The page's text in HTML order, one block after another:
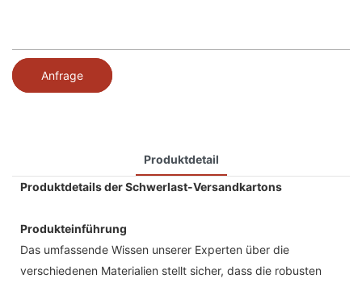
Anfrage
Produktdetail
Produktdetails der Schwerlast-Versandkartons
Produkteinführung
Das umfassende Wissen unserer Experten über die
verschiedenen Materialien stellt sicher, dass die robusten